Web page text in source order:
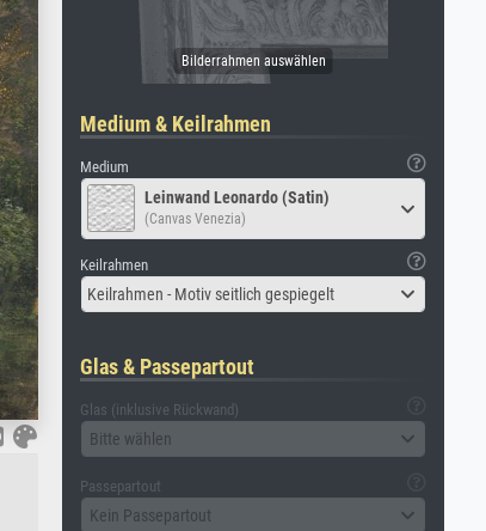
Medium & Keilrahmen
Medium
Leinwand Leonardo (Satin)
(Canvas Venezia)
Keilrahmen
Keilrahmen - Motiv seitlich gespiegelt
Glas & Passepartout
Glas (inklusive Rückwand)
Bitte wählen
Passepartout
Kein Passepartout